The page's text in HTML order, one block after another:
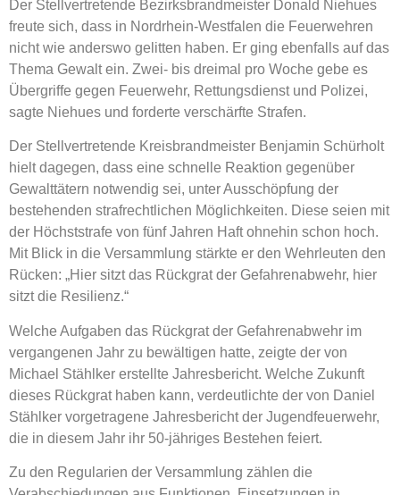
Der Stellvertretende Bezirksbrandmeister Donald Niehues
freute sich, dass in Nordrhein-Westfalen die Feuerwehren
nicht wie anderswo gelitten haben. Er ging ebenfalls auf das
Thema Gewalt ein. Zwei- bis dreimal pro Woche gebe es
Übergriffe gegen Feuerwehr, Rettungsdienst und Polizei,
sagte Niehues und forderte verschärfte Strafen.
Der Stellvertretende Kreisbrandmeister Benjamin Schürholt
hielt dagegen, dass eine schnelle Reaktion gegenüber
Gewalttätern notwendig sei, unter Ausschöpfung der
bestehenden strafrechtlichen Möglichkeiten. Diese seien mit
der Höchststrafe von fünf Jahren Haft ohnehin schon hoch.
Mit Blick in die Versammlung stärkte er den Wehrleuten den
Rücken: „Hier sitzt das Rückgrat der Gefahrenabwehr, hier
sitzt die Resilienz.“
Welche Aufgaben das Rückgrat der Gefahrenabwehr im
vergangenen Jahr zu bewältigen hatte, zeigte der von
Michael Stählker erstellte Jahresbericht. Welche Zukunft
dieses Rückgrat haben kann, verdeutlichte der von Daniel
Stählker vorgetragene Jahresbericht der Jugendfeuerwehr,
die in diesem Jahr ihr 50-jähriges Bestehen feiert.
Zu den Regularien der Versammlung zählen die